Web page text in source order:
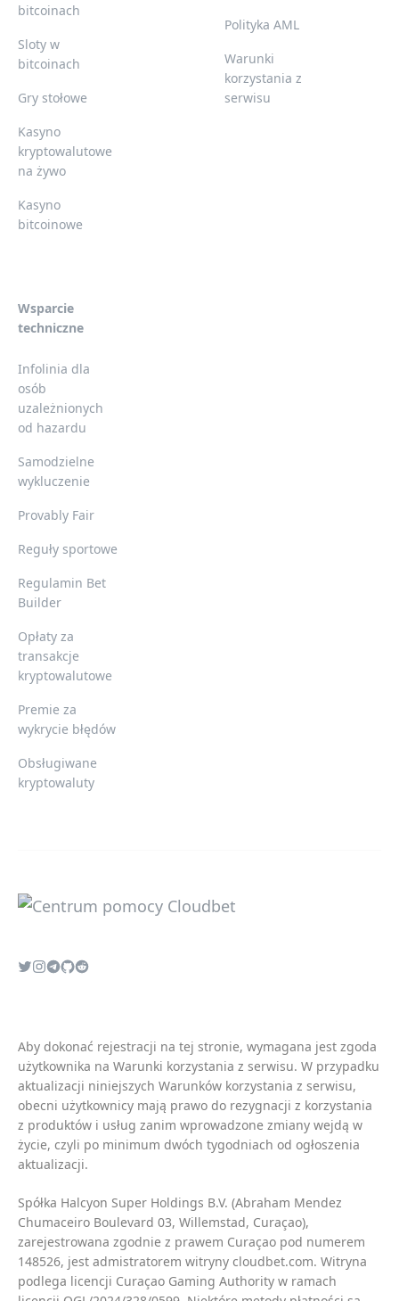
bitcoinach
Sloty w
bitcoinach
Gry stołowe
Kasyno
kryptowalutowe
na żywo
Kasyno
bitcoinowe
Polityka AML
Warunki
korzystania z
serwisu
Wsparcie
techniczne
Infolinia dla
osób
uzależnionych
od hazardu
Samodzielne
wykluczenie
Provably Fair
Reguły sportowe
Regulamin Bet
Builder
Opłaty za
transakcje
kryptowalutowe
Premie za
wykrycie błędów
Obsługiwane
kryptowaluty
Aby dokonać rejestracji na tej stronie, wymagana jest zgoda
użytkownika na Warunki korzystania z serwisu. W przypadku
aktualizacji niniejszych Warunków korzystania z serwisu,
obecni użytkownicy mają prawo do rezygnacji z korzystania
z produktów i usług zanim wprowadzone zmiany wejdą w
życie, czyli po minimum dwóch tygodniach od ogłoszenia
aktualizacji.
Spółka Halcyon Super Holdings B.V. (Abraham Mendez
Chumaceiro Boulevard 03, Willemstad, Curaçao),
zarejestrowana zgodnie z prawem Curaçao pod numerem
148526, jest admistratorem witryny cloudbet.com. Witryna
podlega licencji Curaçao Gaming Authority w ramach